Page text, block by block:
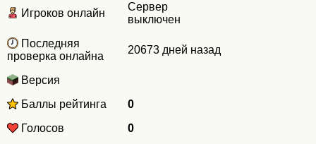
Игроков онлайн
Сервер
выключен
Последняя
проверка онлайна
20673 дней назад
Версия
Баллы рейтинга
0
Голосов
0